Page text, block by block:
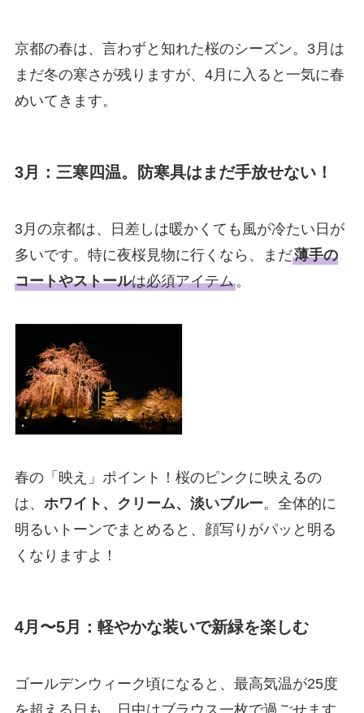
京都の春は、言わずと知れた桜のシーズン。3月は
まだ冬の寒さが残りますが、4月に入ると一気に春
めいてきます。
3月：三寒四温。防寒具はまだ手放せない！
3月の京都は、日差しは暖かくても風が冷たい日が
多いです。特に夜桜見物に行くなら、まだ薄手の
コートやストールは必須アイテム。
春の「映え」ポイント！桜のピンクに映えるの
は、 ホワイト、クリーム、淡いブルー。全体的に
明るいトーンでまとめると、顔写りがパッと明る
くなりますよ！
4月〜5月：軽やかな装いで新緑を楽しむ
ゴールデンウィーク頃になると、最高気温が25度
を超える日も。日中はブラウス一枚で過ごせます